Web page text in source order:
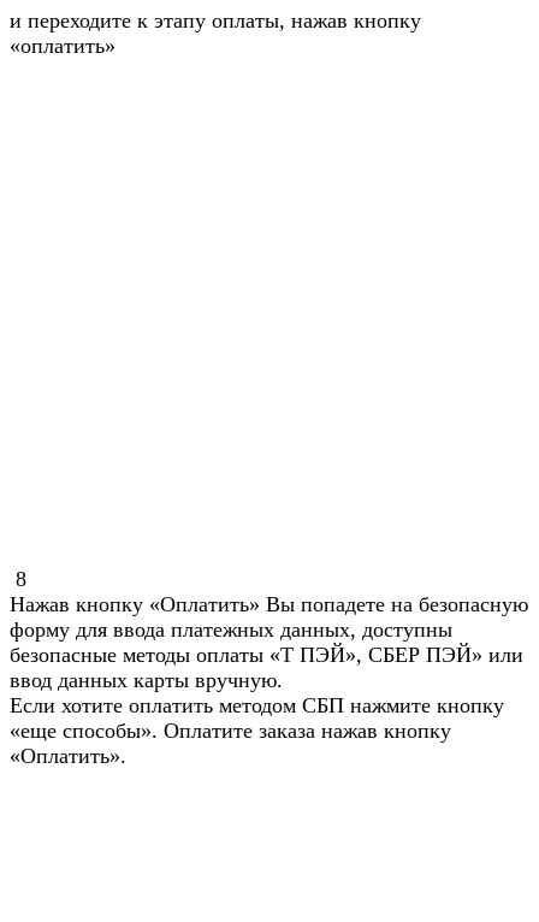
и переходите к этапу оплаты, нажав кнопку
«оплатить»
8
Нажав кнопку «Оплатить» Вы попадете на безопасную
форму для ввода платежных данных, доступны
безопасные методы оплаты «Т ПЭЙ», СБЕР ПЭЙ» или
ввод данных карты вручную.
Если хотите оплатить методом СБП нажмите кнопку
«еще способы». Оплатите заказа нажав кнопку
«Оплатить».